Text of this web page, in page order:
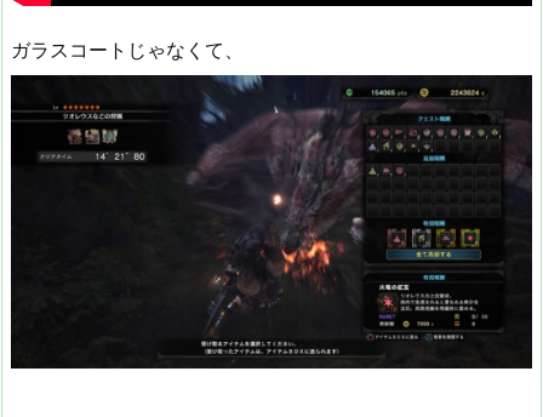
ガラスコートじゃなくて、